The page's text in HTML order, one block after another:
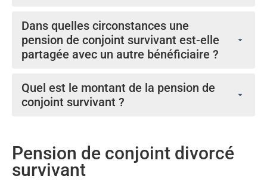
peut pas être versée:
si le/la retraité.e a cessé d‘être au service avant
retraite mensuelle différée ainsi qu’une somme
en capital versée en une fois au titre de ce
service.
été mise en place conformément à l’article 35
ter (voir plus d’informations ci-dessous).
Dans quelles circonstances une
pension de conjoint survivant est-elle
partagée avec un autre bénéficiaire ?
justificatives fournies, qu’il y a deux ou plusieurs
conjoints.e.s survivants.e.s ayant droit à une
prestation de l’article 34 doit être partagée avec un.e
conjoint.e divorcé.e survivant.e (voir art. 35 bis), la
répartition est proportionnelle à la durée de chaque
Quel est le montant de la pension de
conjoint survivant ?
retraite anticipée, ou d’invalidité payable à un(e)
participant(e) ou à un(e) retraité(e). Dans le cas d’une
Pension de conjoint divorcé
survivant